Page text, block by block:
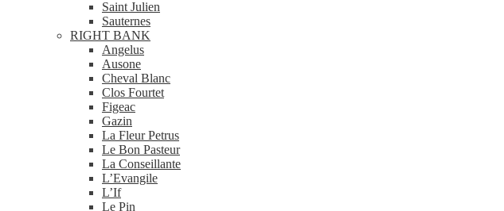
Saint Julien
Sauternes
RIGHT BANK
Angelus
Ausone
Cheval Blanc
Clos Fourtet
Figeac
Gazin
La Fleur Petrus
Le Bon Pasteur
La Conseillante
L’Evangile
L’If
Le Pin